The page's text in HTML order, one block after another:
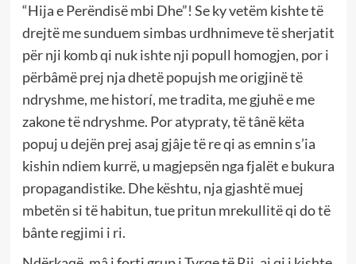
“Hija e Perëndisë mbi Dhe”! Se ky vetëm kishte të
drejtë me sunduem simbas urdhnimeve të sherjatit
për nji komb qi nuk ishte nji popull homogjen, por i
përbâmë prej nja dhetë popujsh me origjinë të
ndryshme, me historí, me tradita, me gjuhë e me
zakone të ndryshme. Por atypraty, të tânë këta
popuj u dejën prej asaj gjâje të re qi as emnin s’ia
kishin ndiem kurrë, u magjepsën nga fjalët e bukura
propagandistike. Dhe kështu, nja gjashtë muej
mbetën si të habitun, tue pritun mrekullitë qi do të
bânte regjimi i ri.